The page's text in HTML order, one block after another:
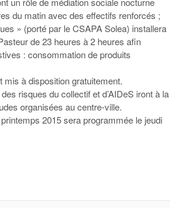
du matin avec des effectifs renforcés ;
» (porté par le CSAPA Solea) installera
de 23 heures à 2 heures afin
: consommation de produits
mis à disposition gratuitement.
risques du collectif et d’AIDeS iront à la
organisées au centre-ville.
2015 sera programmée le jeudi